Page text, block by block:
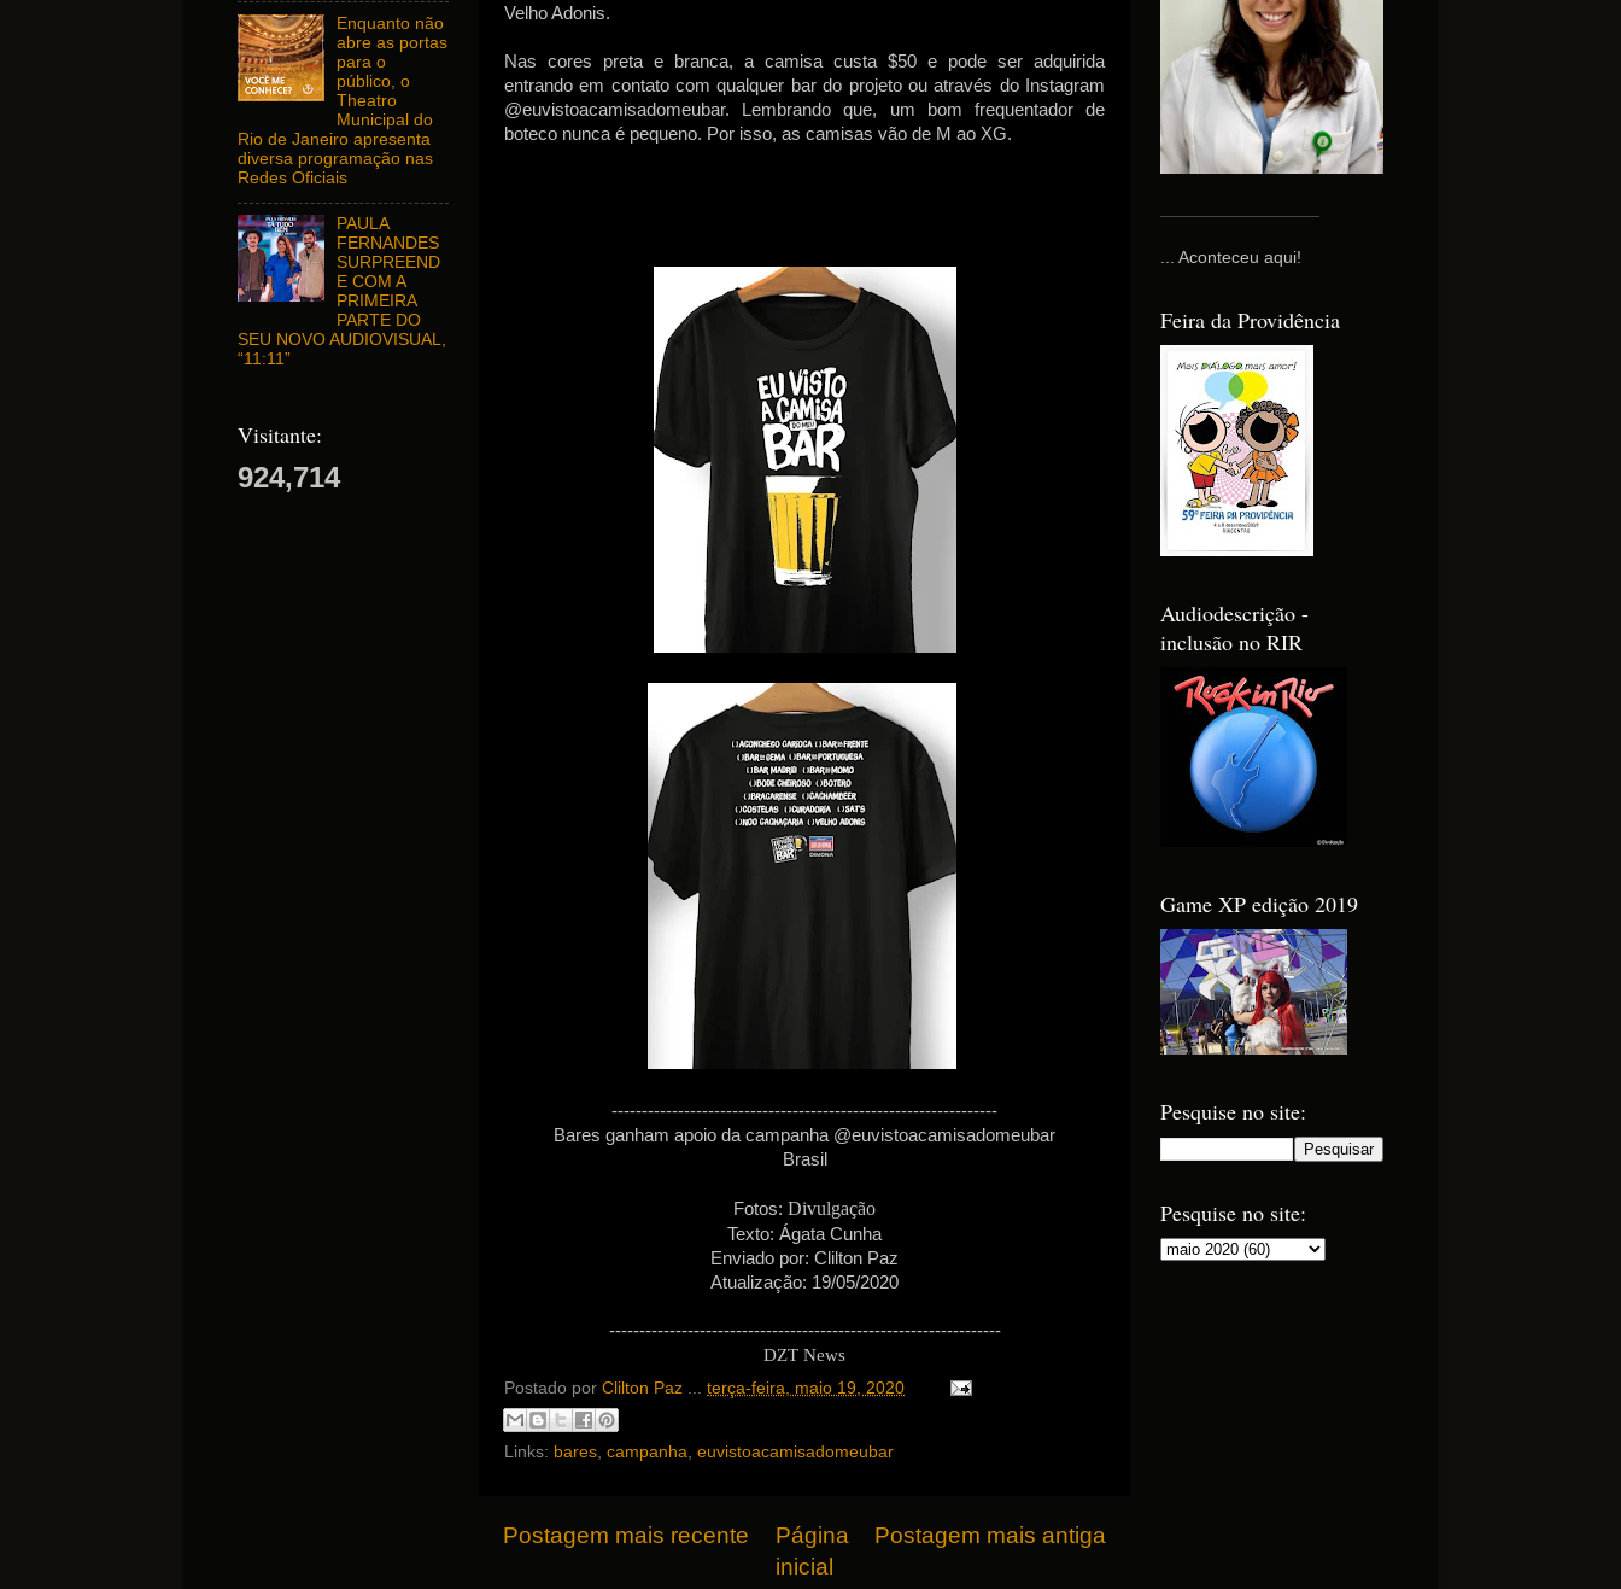
Velho Adonis.
Nas cores preta e branca, a camisa custa $50 e pode ser adquirida
entrando em contato com qualquer bar do projeto ou através do Instagram
@euvistoacamisadomeubar. Lembrando que, um bom frequentador de
boteco nunca é pequeno. Por isso, as camisas vão de M ao XG.
----------------------------------------------------------------
Bares ganham apoio da campanha @euvistoacamisadomeubar
Brasil
Fotos: Divulgação
Texto: Ágata Cunha
Enviado por: Clilton Paz
Atualização: 19/05/2020
-----------------------------------------------------------------
DZT News
Postado por Clilton Paz terça-feira, maio 19, 2020
Links: bares, campanha, euvistoacamisadomeubar
Postagem mais recente Postagem mais antiga
Página
inicial
Enquanto não
abre as portas
para o
público, o
Theatro
Municipal do
Rio de Janeiro apresenta
diversa programação nas
Redes Oficiais
PAULA
FERNANDES
SURPREEND
E COM A
PRIMEIRA
PARTE DO
SEU NOVO AUDIOVISUAL,
“11:11”
Visitante:
924,714
... Aconteceu aqui!
Feira da Providência
Audiodescrição -
inclusão no RIR
Game XP edição 2019
Pesquise no site:
Pesquise no site: